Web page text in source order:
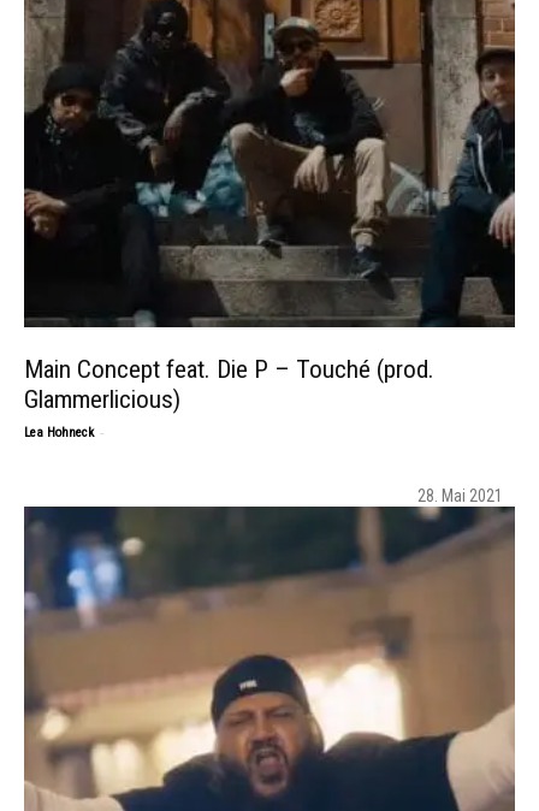
Main Concept feat. Die P – Touché (prod.
Glammerlicious)
Lea Hohneck -
28. Mai 2021